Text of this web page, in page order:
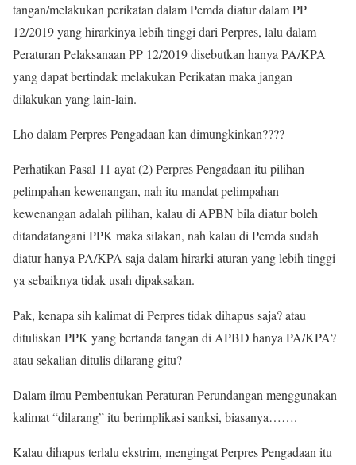
tangan/melakukan perikatan dalam Pemda diatur dalam PP
12/2019 yang hirarkinya lebih tinggi dari Perpres, lalu dalam
Peraturan Pelaksanaan PP 12/2019 disebutkan hanya PA/KPA
yang dapat bertindak melakukan Perikatan maka jangan
dilakukan yang lain-lain.
Lho dalam Perpres Pengadaan kan dimungkinkan????
Perhatikan Pasal 11 ayat (2) Perpres Pengadaan itu pilihan
pelimpahan kewenangan, nah itu mandat pelimpahan
kewenangan adalah pilihan, kalau di APBN bila diatur boleh
ditandatangani PPK maka silakan, nah kalau di Pemda sudah
diatur hanya PA/KPA saja dalam hirarki aturan yang lebih tinggi
ya sebaiknya tidak usah dipaksakan.
Pak, kenapa sih kalimat di Perpres tidak dihapus saja? atau
dituliskan PPK yang bertanda tangan di APBD hanya PA/KPA?
atau sekalian ditulis dilarang gitu?
Dalam ilmu Pembentukan Peraturan Perundangan menggunakan
kalimat “dilarang” itu berimplikasi sanksi, biasanya…….
Kalau dihapus terlalu ekstrim, mengingat Perpres Pengadaan itu